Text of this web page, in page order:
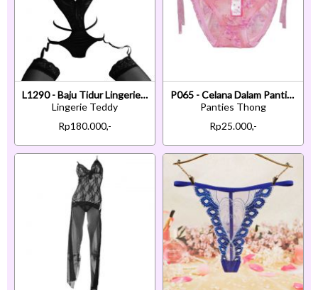
L1290 - Baju Tidur Lingerie Teddy Bodysuit Dress Tali Silang Hitam Garter Stocking
Lingerie Teddy
Rp180.000,-
P065 - Celana Dalam Panties Thong Pink Transparan Ikat Samping
Panties Thong
Rp25.000,-